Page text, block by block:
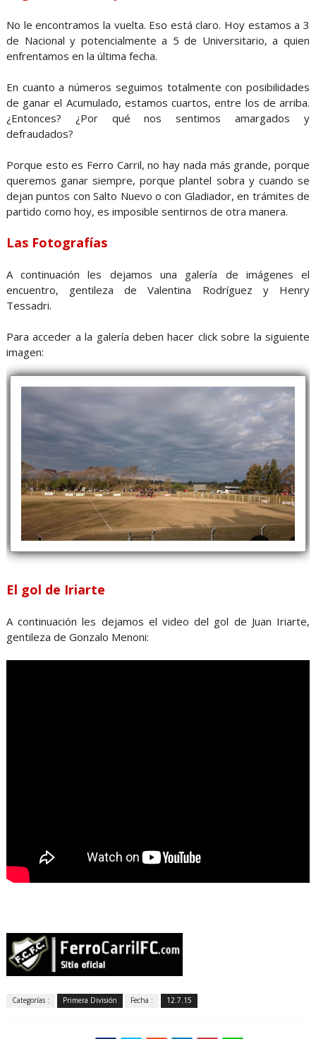
No le encontramos la vuelta. Eso está claro. Hoy estamos a 3
de Nacional y potencialmente a 5 de Universitario, a quien
enfrentamos en la última fecha.
En cuanto a números seguimos totalmente con posibilidades
de ganar el Acumulado, estamos cuartos, entre los de arriba.
¿Entonces? ¿Por qué nos sentimos amargados y
defraudados?
Porque esto es Ferro Carril, no hay nada más grande, porque
queremos ganar siempre, porque plantel sobra y cuando se
dejan puntos con Salto Nuevo o con Gladiador, en trámites de
partido como hoy, es imposible sentirnos de otra manera.
Las Fotografías
A continuación les dejamos una galería de imágenes el
encuentro, gentileza de Valentina Rodríguez y Henry
Tessadri.
Para acceder a la galería deben hacer click sobre la siguiente
imagen:
El gol de Iriarte
A continuación les dejamos el video del gol de Juan Iriarte,
gentileza de Gonzalo Menoni:
Categorías : Primera División Fecha : 12.7.15